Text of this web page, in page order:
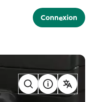
Connexion